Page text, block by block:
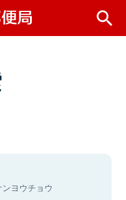
ヨウチョウ